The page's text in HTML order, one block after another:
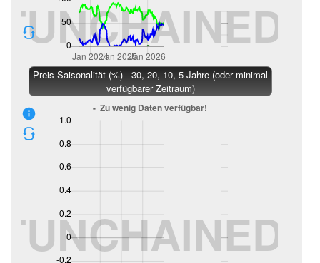
Preis-Saisonalität (%) - 30, 20, 10, 5 Jahre (oder minimal
verfügbarer Zeitraum)